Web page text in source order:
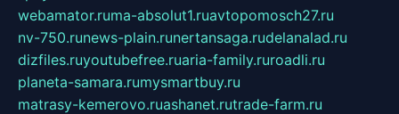
webamator.ruma-absolut1.ruavtopomosch27.ru
nv-750.runews-plain.runertansaga.rudelanalad.ru
dizfiles.ruyoutubefree.ruaria-family.ruroadli.ru
planeta-samara.rumysmartbuy.ru
matrasy-kemerovo.ruashanet.rutrade-farm.ru